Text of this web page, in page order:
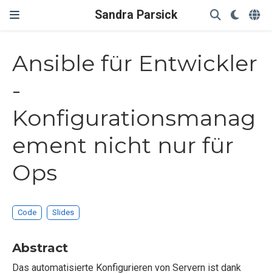
Sandra Parsick
Ansible für Entwickler
-
Konfigurationsmanag
ement nicht nur für
Ops
Code Slides
Abstract
Das automatisierte Konfigurieren von Servern ist dank